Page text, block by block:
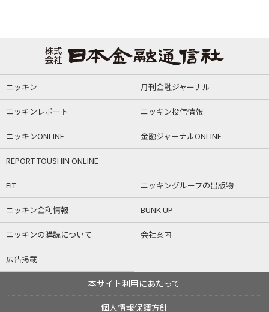
ニッキン 月刊金融ジャーナル
ニッキンレポート ニッキン投信情報
ニッキンONLINE 金融ジャーナルONLINE
REPORT TOUSHIN ONLINE
FIT ニッキングループの出版物
ニッキン金利情報 BUNK UP
ニッキンの購読について 会社案内
広告掲載
本サイト利用にあたって
個人情報保護方針